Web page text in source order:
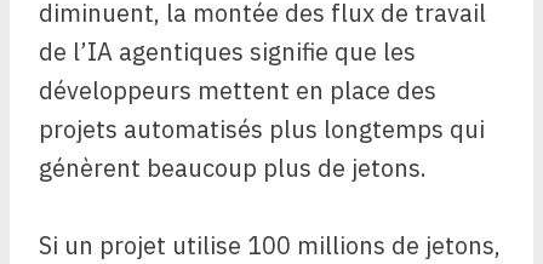
diminuent, la montée des flux de travail
de l’IA agentiques signifie que les
développeurs mettent en place des
projets automatisés plus longtemps qui
génèrent beaucoup plus de jetons.
Si un projet utilise 100 millions de jetons,